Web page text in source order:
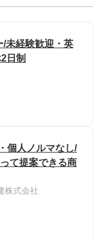
/未経験歓迎・英
日制
個人ノルマなし/
て提案できる商
株式会社